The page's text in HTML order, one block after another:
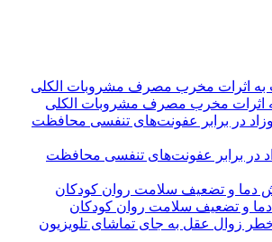
اثرات مخرب مصرف مشروبات الکلی
در برابر عفونت‌های تنفسی محافظت
دما و تضعیف سلامت روان کودکان